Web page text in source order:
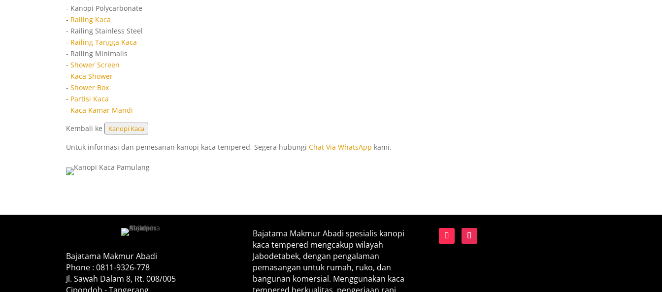
- Kanopi Polycarbonate
- Railing Kaca
- Railing Stainless Steel
- Railing Tangga Kaca
- Railing Minimalis
-Shower Screen
- Kaca Shower
-Shower Box
- Partisi Kaca
- Kaca Kamar Mandi
Kembali ke
Kanopi Kaca
Untuk informasi dan pemesanan kanopi kaca tempered, Segera hubungiChat Via WhatsApp kami.
Bajatama Makmur Abadi
Phone : 0811-9326-778
Jl. Sawah Dalam 8, Rt. 008/005
Bajatama Makmur Abadi spesialis kanopi
kaca tempered mengcakup wilayah
Jabodetabek, dengan pengalaman
pemasangan untuk rumah, ruko, dan
bangunan komersial. Menggunakan kaca